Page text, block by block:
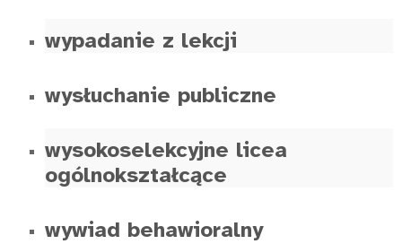
wypadanie z lekcji
wysłuchanie publiczne
wysokoselekcyjne licea
ogólnokształcące
wywiad behawioralny